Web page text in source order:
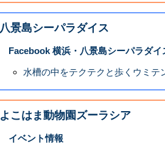
八景島シーパラダイス
Facebook 横浜・八景島シーパラダイ
水槽の中をテクテクと歩くウミテ
よこはま動物園ズーラシア
イベント情報